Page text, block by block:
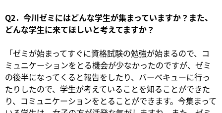
Q2．今川ゼミにはどんな学生が集まっていますか？また、
どんな学生に来てほしいと考えてますか？
「ゼミが始まってすぐに資格試験の勉強が始まるので、コ
ミュニケーションをとる機会が少なかったのですが、ゼミ
の後半になってくると報告をしたり、バーベキューに行っ
たりしたので、学生が考えていることを知ることができた
り、コミュニケーションをとることができます。今集まって